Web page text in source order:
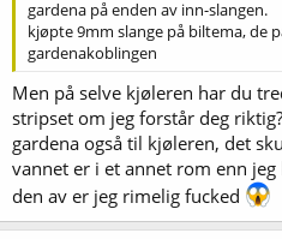
gardena på enden av inn-slangen.
kjøpte 9mm slange på biltema, de
gardenakoblingen
Men på selve kjøleren har du
stripset om jeg forstår deg
gardena også til kjøleren, det
vannet er i et annet rom enn
den av er jeg rimelig fucked